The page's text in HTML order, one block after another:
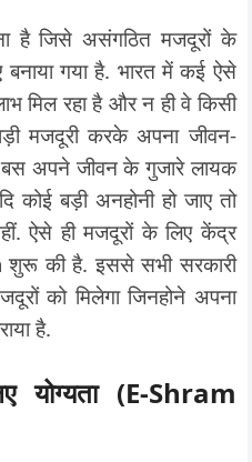
है जिसे असंगठित मजदूरों के
बनाया गया है. भारत में कई ऐसे
मिल रहा है और न ही वे किसी
मजदूरी करके अपना जीवन-
अपने जीवन के गुजारे लायक
कोई बड़ी अनहोनी हो जाए तो
ऐसे ही मजदूरों के लिए केंद्र
की है. इससे सभी सरकारी
को मिलेगा जिनहोने अपना
है.
योग्यता (E-Shram